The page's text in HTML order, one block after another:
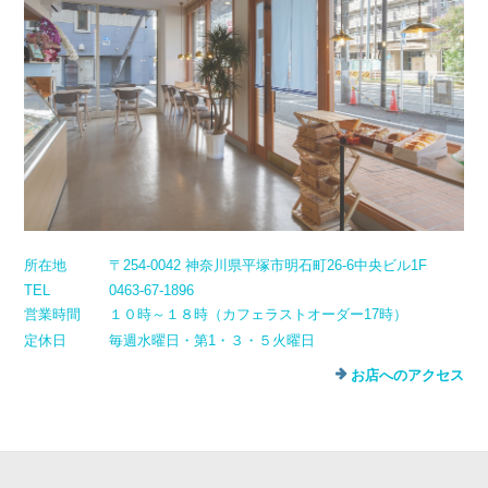
所在地
〒254-0042 神奈川県平塚市明石町26-6中央ビル1F
TEL
0463-67-1896
営業時間
１０時～１８時（カフェラストオーダー17時）
定休日
毎週水曜日・第1・３・５火曜日
お店へのアクセス